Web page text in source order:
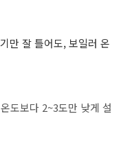
만 잘 틀어도, 보일러 온
도보다 2~3도만 낮게 설